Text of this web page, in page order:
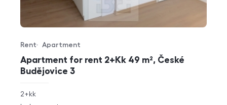
Apartment for rent 2+Kk 49 m², České
Budějovice 3
Offer type
Rent
Property type
Apartment
rozměry
disposition
2+kk